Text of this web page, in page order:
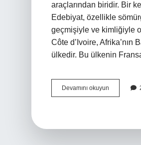
araçlarından biridir. Bir
Edebiyat, özellikle
geçmişiyle ve kimliğiyle
Côte d’Ivoire, Afrika’nın
ülkedir. Bu ülkenin
Devamını okuyun
Sahili